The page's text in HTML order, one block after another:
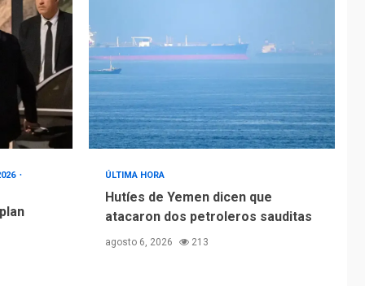
ÚLTIMA HORA
Hutíes de Yemen dicen que
atacaron dos petroleros sauditas
agosto 6, 2026 213